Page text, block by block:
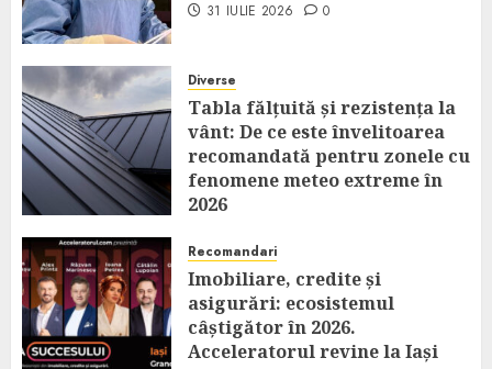
31 IULIE 2026 0
Diverse
Tabla fălțuită și rezistența la
vânt: De ce este învelitoarea
recomandată pentru zonele cu
fenomene meteo extreme în
2026
Recomandari
Imobiliare, credite și
asigurări: ecosistemul
câștigător în 2026.
Acceleratorul revine la Iași